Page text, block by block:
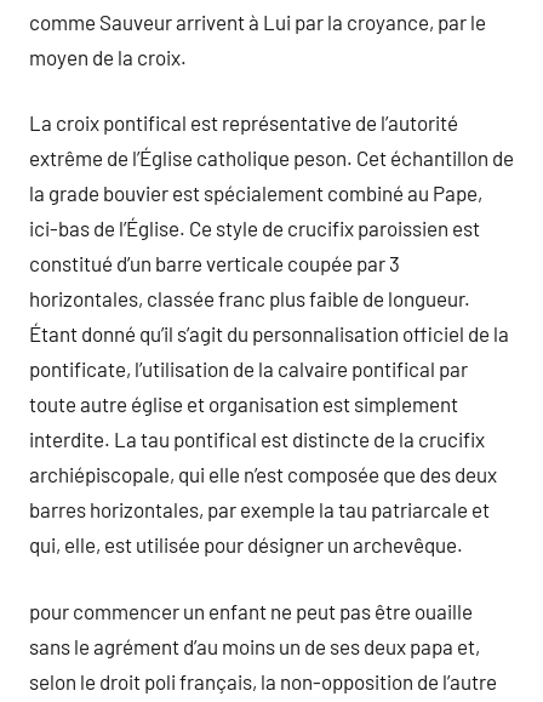
comme Sauveur arrivent à Lui par la croyance, par le
moyen de la croix.
La croix pontifical est représentative de l’autorité
extrême de l’Église catholique peson. Cet échantillon de
la grade bouvier est spécialement combiné au Pape,
ici-bas de l’Église. Ce style de crucifix paroissien est
constitué d’un barre verticale coupée par 3
horizontales, classée franc plus faible de longueur.
Étant donné qu’il s’agit du personnalisation officiel de la
pontificate, l’utilisation de la calvaire pontifical par
toute autre église et organisation est simplement
interdite. La tau pontifical est distincte de la crucifix
archiépiscopale, qui elle n’est composée que des deux
barres horizontales, par exemple la tau patriarcale et
qui, elle, est utilisée pour désigner un archevêque.
pour commencer un enfant ne peut pas être ouaille
sans le agrément d’au moins un de ses deux papa et,
selon le droit poli français, la non-opposition de l’autre